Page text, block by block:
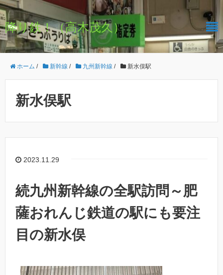
降り鉄！（高木茂久）
ホーム / 新幹線 / 九州新幹線 / 新水俣駅
新水俣駅
2023.11.29
続九州新幹線の全駅訪問～肥
薩おれんじ鉄道の駅にも要注
目の新水俣